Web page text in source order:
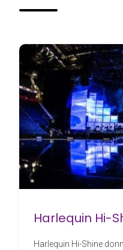
Harlequin Hi-
Harlequin Hi-Shine